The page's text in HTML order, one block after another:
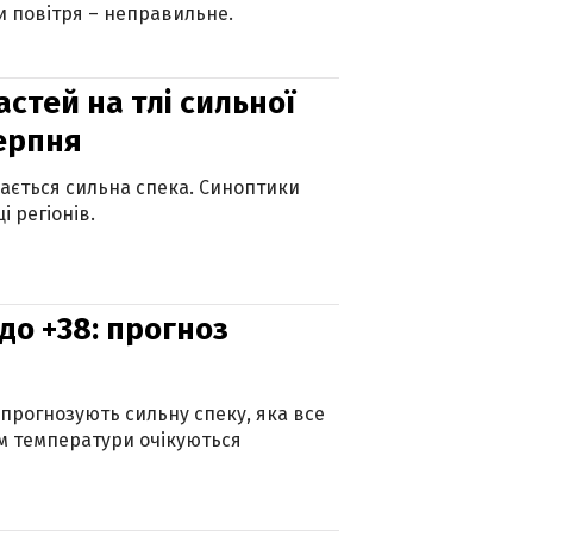
– неправильне.
на тлі сильної
сильна спека. Синоптики
регіонів.
+38: прогноз
сильну спеку, яка все
очікуються